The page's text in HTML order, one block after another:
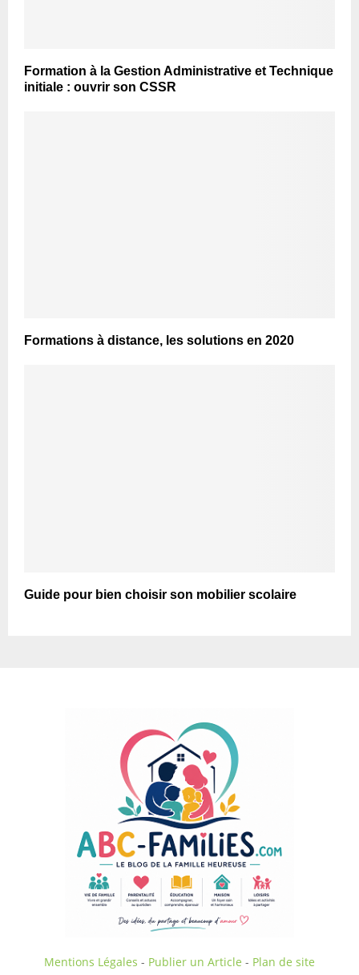
Formation à la Gestion Administrative et Technique
initiale : ouvrir son CSSR
Formations à distance, les solutions en 2020
Guide pour bien choisir son mobilier scolaire
Mentions Légales - Publier un Article - Plan de site